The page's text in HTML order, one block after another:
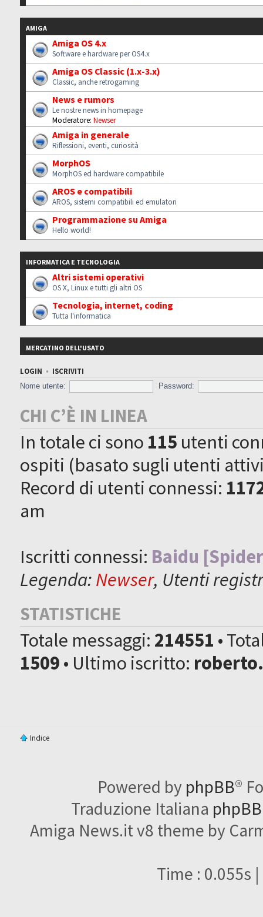
AMIGA
Amiga OS 4.x
Software e hardware per OS4.x
Amiga OS Classic (1.x-3.x)
Classic, anche retrogaming
News e rumors
Le nostre news in homepage
Moderatore: Newser
Amiga in generale
Riflessioni, eventi, curiosità
MorphOS
MorphOS ed hardware compatibile
AROS e compatibili
AROS, sistemi compatibili ed emulatori
Programmazione su Amiga
Hello world!
INFORMATICA E TECNOLOGIA
Altri sistemi operativi
OS X, Linux e tutti gli altri OS
Tecnologia, internet, coding
Tutta l'informatica
MERCATINO DELL'USATO
LOGIN • ISCRIVITI
Nome utente:
Password:
CHI C’È IN LINEA
In totale ci sono 115 utenti
ospiti (basato sugli utenti
Record di utenti connessi:
am
Iscritti connessi: Baidu
Legenda:Newser, Utenti
STATISTICHE
Totale messaggi: 214551 •
1509• Ultimo iscritto:
Indice
Powered by phpBB®
Traduzione Italiana
Amiga News.it v8 theme by
Time : 0.055s